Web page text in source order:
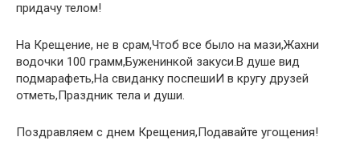
придачу телом!
На Крещение, не в срам,Чтоб все было на мази,Жахни
водочки 100 грамм,Буженинкой закуси.В душе вид
подмарафеть,На свиданку поспешиИ в кругу друзей
отметь,Праздник тела и души.
Поздравляем с днем Крещения,Подавайте угощения!